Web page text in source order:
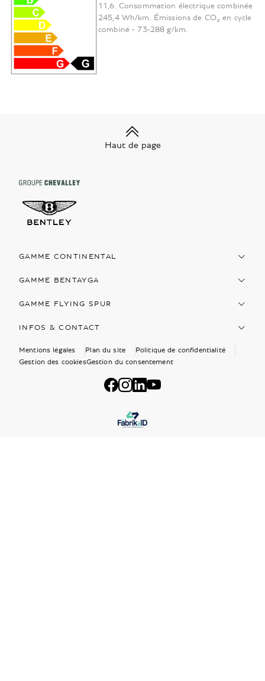
11,6. Consommation électrique combinée
245,4 Wh/km. Émissions de CO₂ en cycle
combiné - 73-288 g/km.
Haut de page
GAMME CONTINENTAL
GAMME BENTAYGA
GAMME FLYING SPUR
INFOS & CONTACT
Mentions légales Plan du site
Politique de confidentialité
Gestion des cookiesGestion du consentement